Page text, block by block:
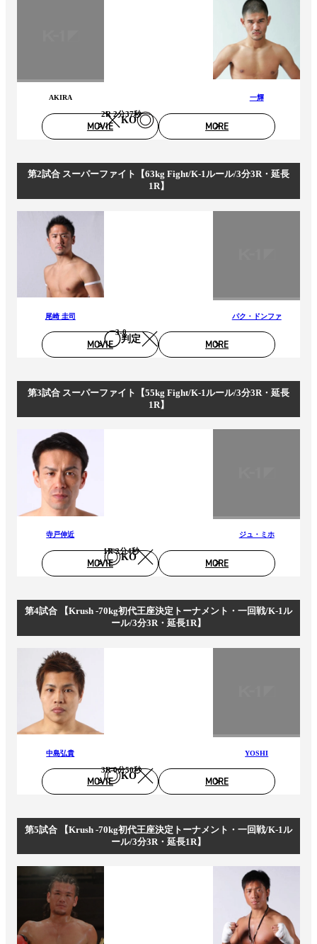
AKIRA
KO
2R 2分37秒
一輝
MOVIE MORE
第2試合 スーパーファイト【63kg Fight/K-1ルール/3分3R・延長
1R】
尾崎 圭司
判定
3-0
パク・ドンファ
MOVIE MORE
第3試合 スーパーファイト【55kg Fight/K-1ルール/3分3R・延長
1R】
寺戸伸近
KO
1R 2分4秒
ジュ・ミホ
MOVIE MORE
第4試合 【Krush -70kg初代王座決定トーナメント・一回戦/K-1ル
ール/3分3R・延長1R】
中島弘貴
KO
3R 0分50秒
YOSHI
MOVIE MORE
第5試合 【Krush -70kg初代王座決定トーナメント・一回戦/K-1ル
ール/3分3R・延長1R】